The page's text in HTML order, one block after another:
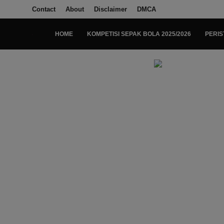
Contact About Disclaimer DMCA
HOME KOMPETISI SEPAK BOLA 2025/2026